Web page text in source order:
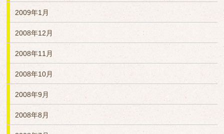
2009年1月
2008年12月
2008年11月
2008年10月
2008年9月
2008年8月